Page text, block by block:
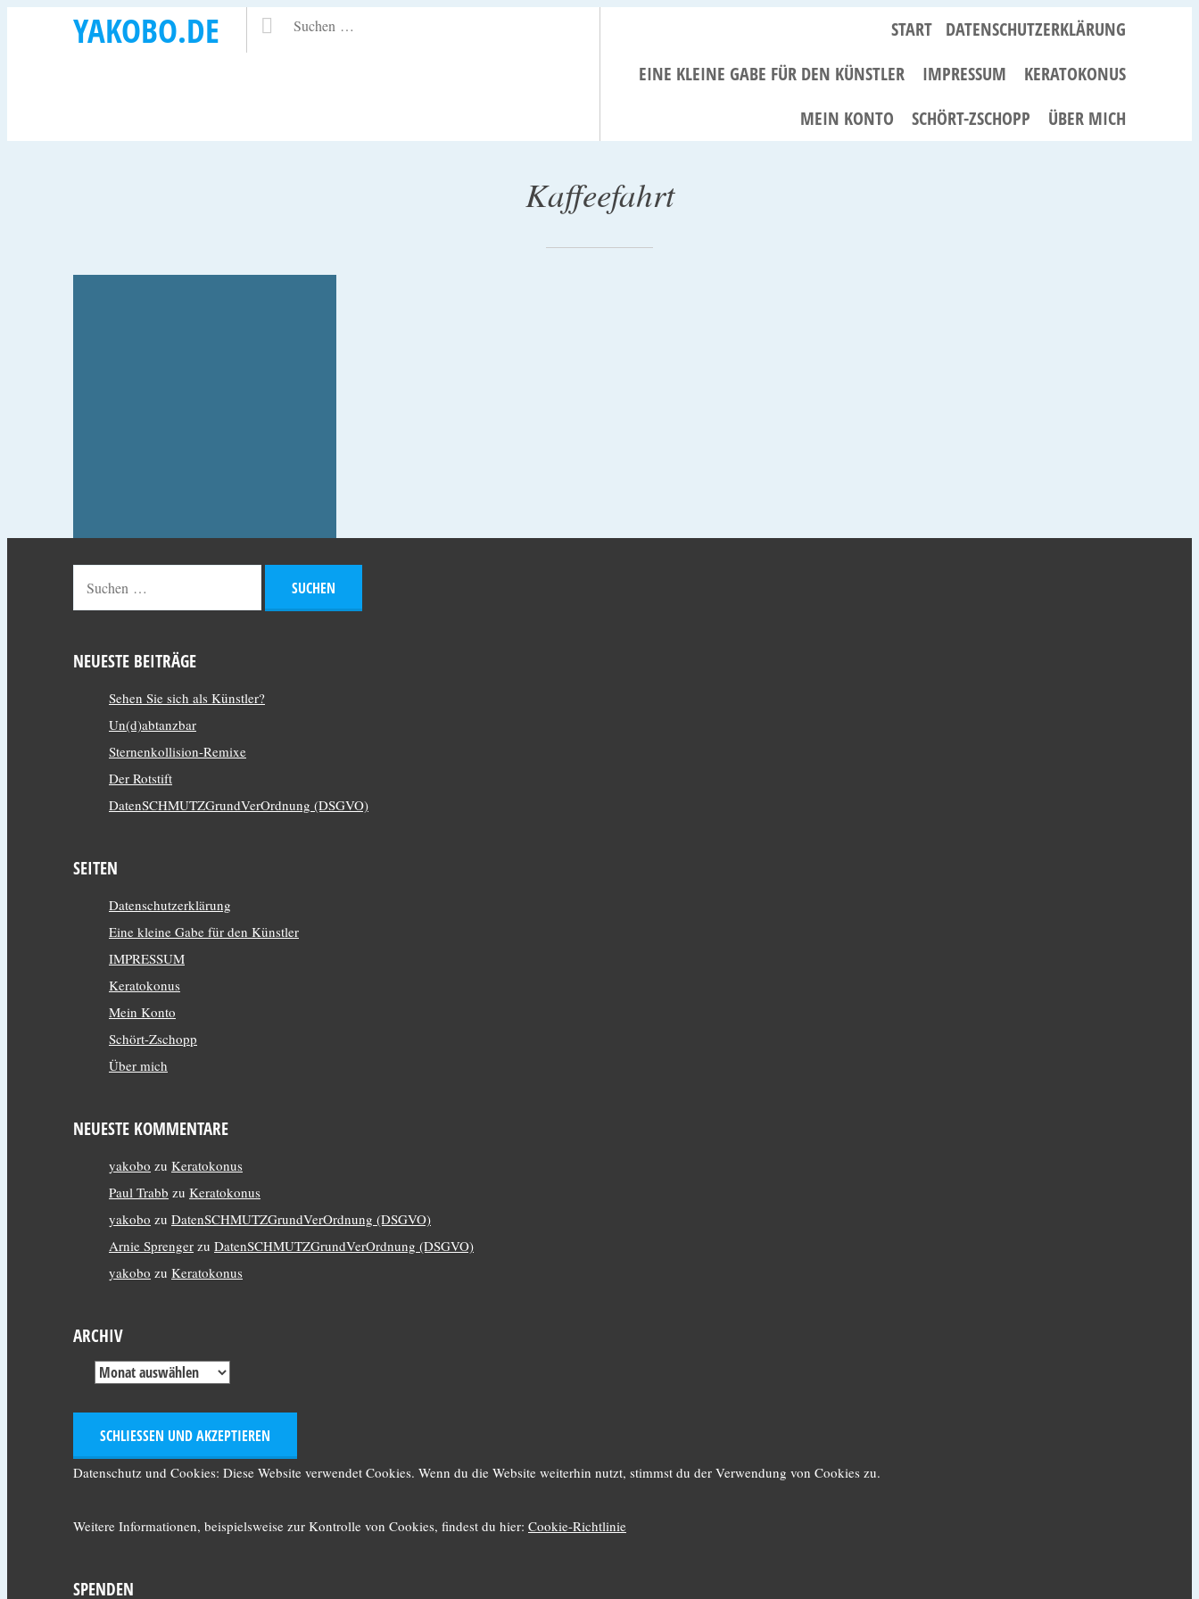
YAKOBO.DE START DATENSCHUTZERKLÄRUNG
EINE KLEINE GABE FÜR DEN KÜNSTLER
IMPRESSUM
KERATOKONUS
MEIN KONTO
SCHÖRT-ZSCHOPP ÜBER MICH
Kaffeefahrt
NEUESTE BEITRÄGE
Sehen Sie sich als Künstler?
Un(d)abtanzbar
Sternenkollision-Remixe
Der Rotstift
DatenSCHMUTZGrundVerOrdnung (DSGVO)
SEITEN
Datenschutzerklärung
Eine kleine Gabe für den Künstler
IMPRESSUM
Keratokonus
Mein Konto
Schört-Zschopp
Über mich
NEUESTE KOMMENTARE
yakobo zu Keratokonus
Paul Trabb zu Keratokonus
yakobo zu DatenSCHMUTZGrundVerOrdnung (DSGVO)
Arnie Sprenger zu DatenSCHMUTZGrundVerOrdnung (DSGVO)
yakobo zu Keratokonus
ARCHIV
Datenschutz und Cookies: Diese Website verwendet Cookies. Wenn du die Website weiterhin nutzt, stimmst du der Verwendung von Cookies zu.
Weitere Informationen, beispielsweise zur Kontrolle von Cookies, findest du hier: Cookie-Richtlinie
SPENDEN